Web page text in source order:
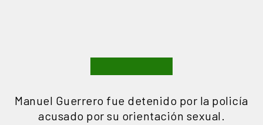
Manuel Guerrero fue detenido por la policía
acusado por su orientación sexual.